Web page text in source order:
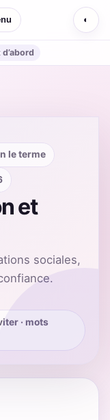
◐
le terme
et
sociales,
· mots